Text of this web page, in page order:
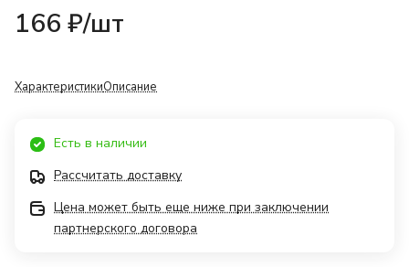
166 ₽/шт
ХарактеристикиОписание
Есть в наличии
Рассчитать доставку
Цена может быть еще ниже при заключении
партнерского договора